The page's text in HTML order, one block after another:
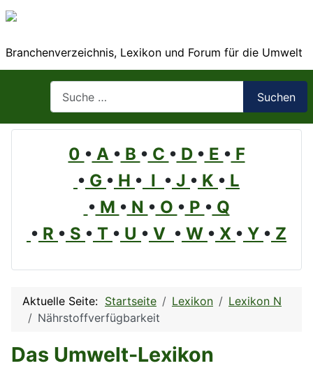
Branchenverzeichnis, Lexikon und Forum für die Umwelt
Suchen
0 • A • B • C • D • E • F
• G • H • I • J • K • L
• M • N • O • P • Q
• R • S • T • U • V • W • X • Y • Z
Aktuelle Seite: Startseite Lexikon
Lexikon N
Nährstoffverfügbarkeit
Das Umwelt-Lexikon